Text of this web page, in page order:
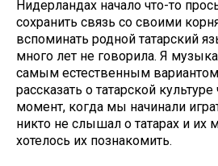
Нидерландах начало что-то
сохранить связь со своими
вспоминать родной татарский
много лет не говорила. Я
самым естественным вариантом
рассказать о татарской
момент, когда мы начинали
никто не слышал о татарах и их
хотелось их познакомить.